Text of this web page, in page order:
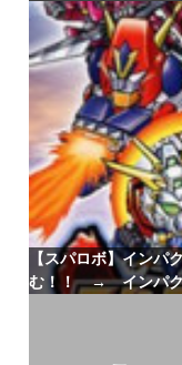
【スパロボ】インパ
む！！ → インパク